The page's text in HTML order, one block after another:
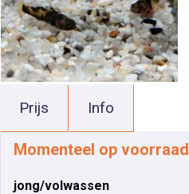
Prijs Info
Momenteel op voorraad
jong/volwassen